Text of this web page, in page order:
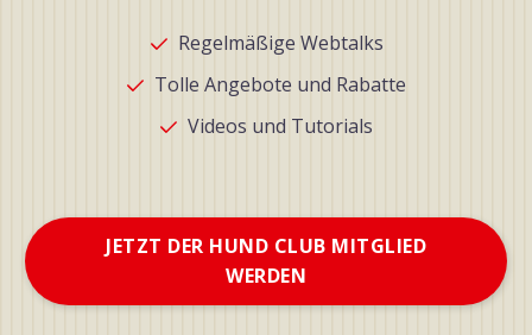
Regelmäßige Webtalks
Tolle Angebote und Rabatte
Videos und Tutorials
JETZT DER HUND CLUB MITGLIED
WERDEN